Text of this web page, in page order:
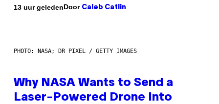
13 uur geledenDoor Caleb Catlin
PHOTO: NASA; DR PIXEL / GETTY IMAGES
Why NASA Wants to Send a
Laser-Powered Drone Into